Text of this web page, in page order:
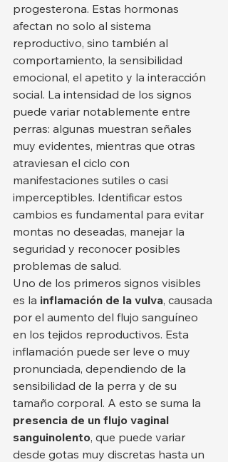
progesterona. Estas hormonas
afectan no solo al sistema
reproductivo, sino también al
comportamiento, la sensibilidad
emocional, el apetito y la interacción
social. La intensidad de los signos
puede variar notablemente entre
perras: algunas muestran señales
muy evidentes, mientras que otras
atraviesan el ciclo con
manifestaciones sutiles o casi
imperceptibles. Identificar estos
cambios es fundamental para evitar
montas no deseadas, manejar la
seguridad y reconocer posibles
problemas de salud.
Uno de los primeros signos visibles
es la inflamación de la vulva, causada
por el aumento del flujo sanguíneo
en los tejidos reproductivos. Esta
inflamación puede ser leve o muy
pronunciada, dependiendo de la
sensibilidad de la perra y de su
tamaño corporal. A esto se suma la
presencia de un flujo vaginal
sanguinolento, que puede variar
desde gotas muy discretas hasta un